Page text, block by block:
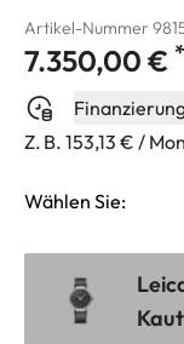
Artikel-Nummer
7.350,00 € *
Z. B. 153,13 € /
Wählen Sie: